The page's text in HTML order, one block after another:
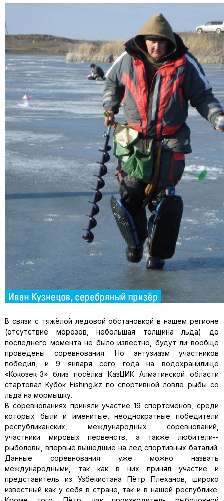
В связи с тяжёлой ледовой об­становкой в нашем регионе
(от­сутствие морозов, небольшая тол­щина льда) до
последнего момента не было известно, будут ли вообще
проведены соревнования. Но энту­зиазм участников
победил, и 9 ян­варя сего года на водохранилище
«Кокозек-3» близ посёлка КазЦИК Алматинской области
стартовал Кубок Fishing.kz по спортивной лов­ле рыбы со
льда на мормышку.
В соревнованиях приняли участие 19 спортсменов, среди
которых были и именитые, не­однократные победители
респу­бликанских, международных со­ревнований,
участники мировых первенств, а также любители-­
рыболовы, впервые вышедшие на лёд спортивных баталий.
Данные соревнования уже мож­но назвать
международными, так как в них принял участие и
представитель из Узбекистана Пётр Плеханов, широко
извест­ный как у себя в стране, так и в нашей республике.